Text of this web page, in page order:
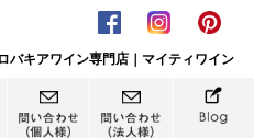
バキアワイン専門店｜マイティワイン